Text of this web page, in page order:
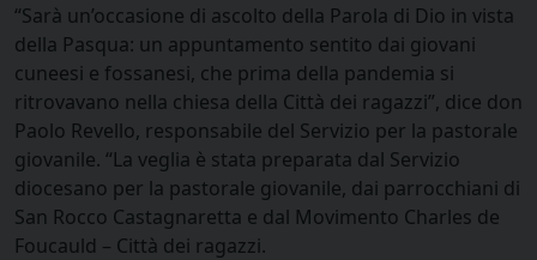
“Sarà un’occasione di ascolto della Parola di Dio in vista
della Pasqua: un appuntamento sentito dai giovani
cuneesi e fossanesi, che prima della pandemia si
ritrovavano nella chiesa della Città dei ragazzi”, dice don
Paolo Revello, responsabile del Servizio per la pastorale
giovanile. “La veglia è stata preparata dal Servizio
diocesano per la pastorale giovanile, dai parrocchiani di
San Rocco Castagnaretta e dal Movimento Charles de
Foucauld – Città dei ragazzi.